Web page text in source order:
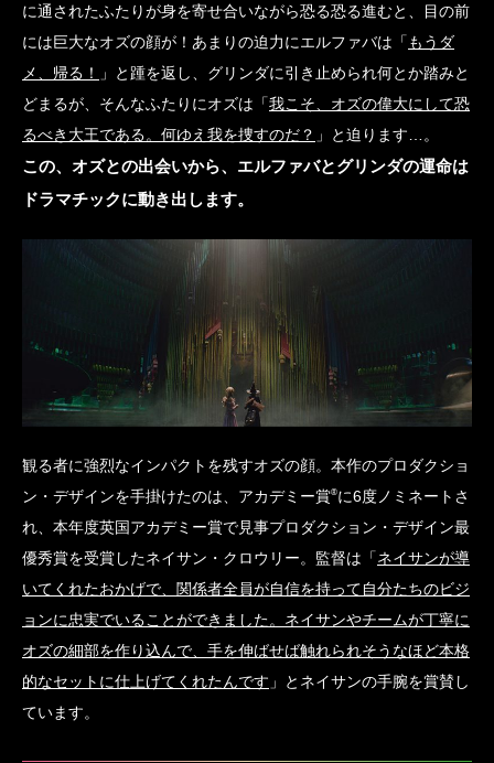
に通されたふたりが身を寄せ合いながら恐る恐る進むと、目の前
には巨大なオズの顔が！あまりの迫力にエルファバは「 もうダ
メ、帰る！
」と踵を返し、グリンダに引き止められ何とか踏みと
どまるが、そんなふたりにオズは「我こそ、オズの偉大にして恐
るべき大王である。何ゆえ我を捜すのだ？ 」と迫ります…。
この、オズとの出会いから、エルファバとグリンダの運命は
ドラマチックに動き出します。
観る者に強烈なインパクトを残すオズの顔。本作のプロダクショ
ン・デザインを手掛けたのは、アカデミー賞®に6度ノミネートさ
れ、本年度英国アカデミー賞で見事プロダクション・デザイン最
優秀賞を受賞したネイサン・クロウリー。監督は「ネイサンが導
いてくれたおかげで、関係者全員が自信を持って自分たちのビジ
ョンに忠実でいることができました。ネイサンやチームが丁寧に
オズの細部を作り込んで、手を伸ばせば触れられそうなほど本格
的なセットに仕上げてくれたんです 」とネイサンの手腕を賞賛し
ています。